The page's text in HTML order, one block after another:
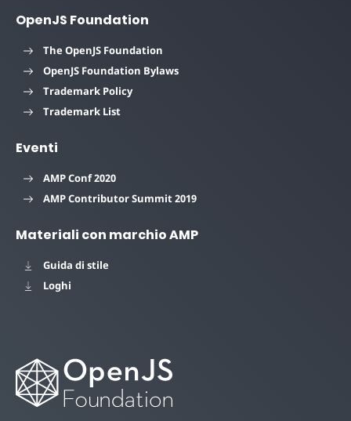
OpenJS Foundation
The OpenJS Foundation
OpenJS Foundation Bylaws
Trademark Policy
Trademark List
Eventi
AMP Conf 2020
AMP Contributor Summit 2019
Materiali con marchio AMP
Guida di stile
Loghi